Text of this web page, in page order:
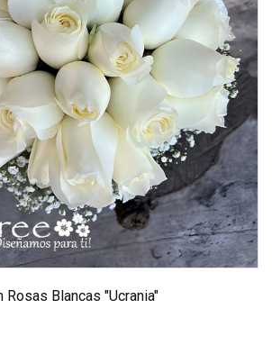
Rosas Blancas "Ucrania"